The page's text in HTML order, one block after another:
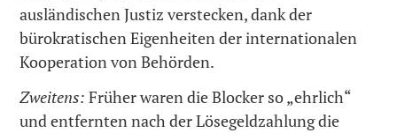
ausländischen Justiz verstecken, dank der
bürokratischen Eigenheiten der internationalen
Kooperation von Behörden.
Zweitens:Früher waren die Blocker so „ehrlich“
und entfernten nach der Lösegeldzahlung die